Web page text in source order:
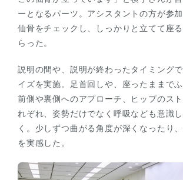
ーとなるパーツ。アシスタントの方が参
仙骨をチェックし、しっかりと立てて座
らった。
説明の間や、説明が終わったタイミング
イズを実施。足首回しや、座ったままで
前側や裏側へのアプローチ、ヒップのス
れぞれ、姿勢だけでなく呼吸なども意識
く。少しずつ曲がる角度が深くなったり
を実感した。